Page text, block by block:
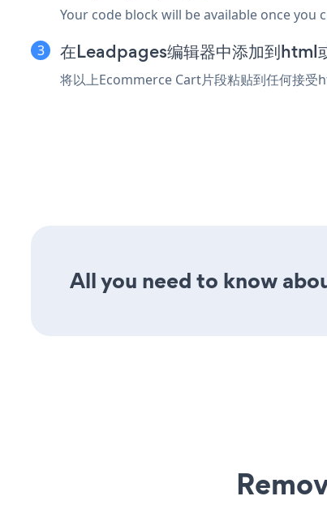
Your code block will be available once you
在Leadpages编辑器中添加到html
将以上Ecommerce Cart片段粘贴到任何接受
All you need to know